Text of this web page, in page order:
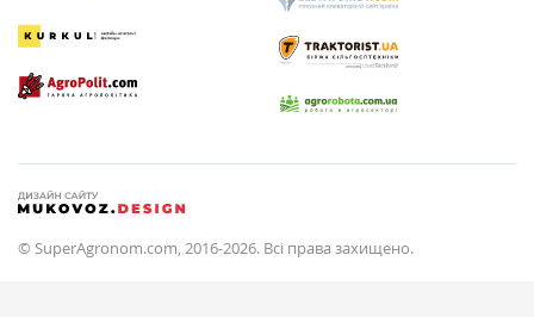
© SuperAgronom.com, 2016-2026. Всі права захищено.